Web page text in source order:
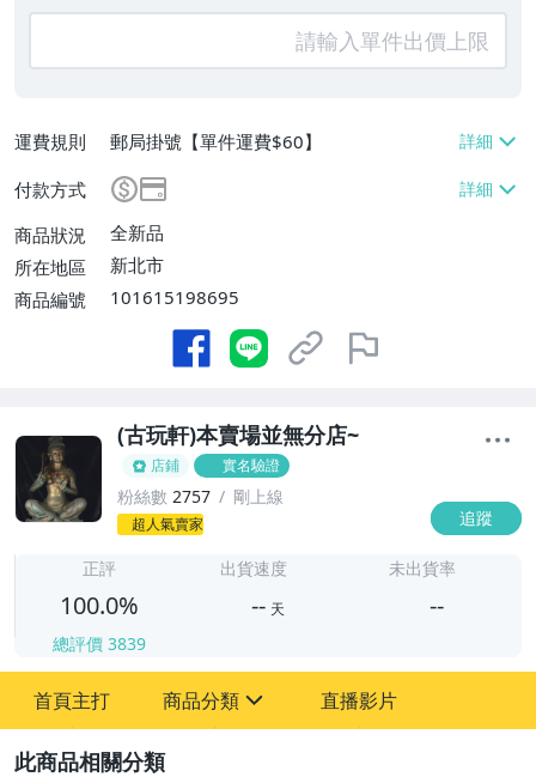
運費規則
郵局掛號【單件運費$60】
付款方式
商品狀況
全新品
所在地區
新北市
商品編號
101615198695
(古玩軒)本賣場並無分店~
店鋪 實名驗證
粉絲數 2757 剛上線
超人氣賣家 追蹤
-
正評
100.0%
總評價 3839
出貨速度
-- 天
未出貨率
--
首頁主打 商品分類
其它
直播影片